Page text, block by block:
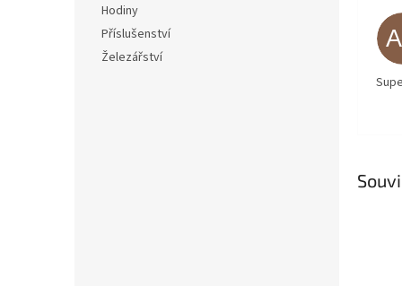
Hodiny
Příslušenství
Železářství